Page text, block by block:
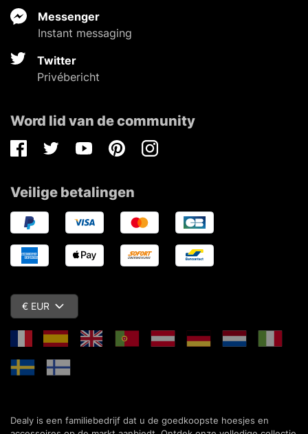
Messenger
Instant messaging
Twitter
Privébericht
Word lid van de community
FacebookTwitterYoutubePinterestInstagram
Veilige betalingen
€ EUR
Dealy is een familiebedrijf dat u de goedkoopste hoesjes en